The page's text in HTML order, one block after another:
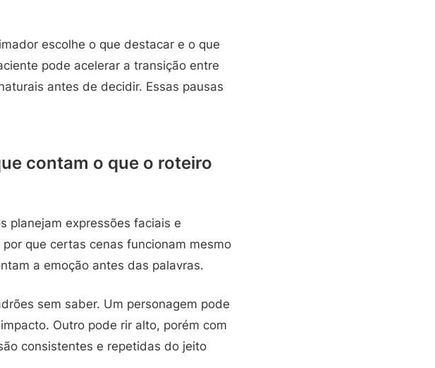
escolhe o que destacar e o que
pode acelerar a transição entre
antes de decidir. Essas pausas
contam o que o roteiro
planejam expressões faciais e
que certas cenas funcionam mesmo
a emoção antes das palavras.
sem saber. Um personagem pode
Outro pode rir alto, porém com
consistentes e repetidas do jeito